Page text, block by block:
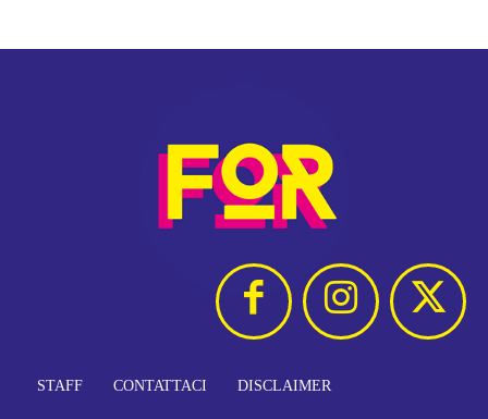
STAFF CONTATTACI DISCLAIMER